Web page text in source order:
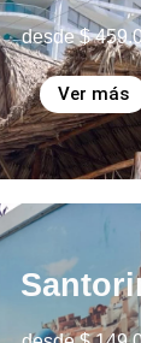
desde$
Ver más